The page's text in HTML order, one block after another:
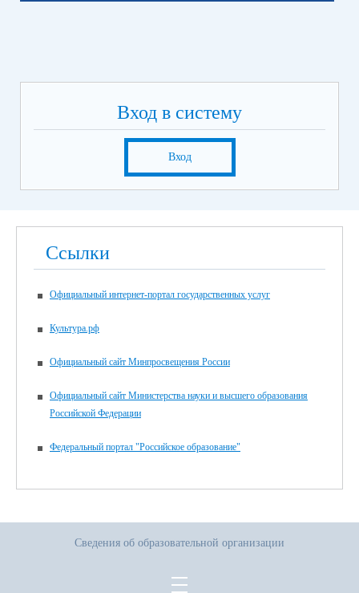
Вход в систему
Вход
Ссылки
Официальный интернет-портал государственных услуг
Культура.рф
Официальный сайт Минпросвещения России
Официальный сайт Министерства науки и высшего образования
Российской Федерации
Федеральный портал "Российское образование"
Сведения об образовательной организации